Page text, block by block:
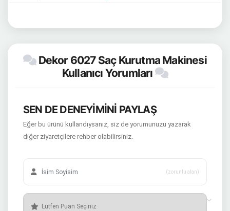
Dekor 6027 Saç Kurutma Makinesi
Kullanıcı Yorumları
SEN DE DENEYİMİNİ PAYLAŞ
Eğer bu ürünü kullandıysanız, siz de yorumunuzu yazarak
diğer ziyaretçilere rehber olabilirsiniz.
(zorunlu alan)